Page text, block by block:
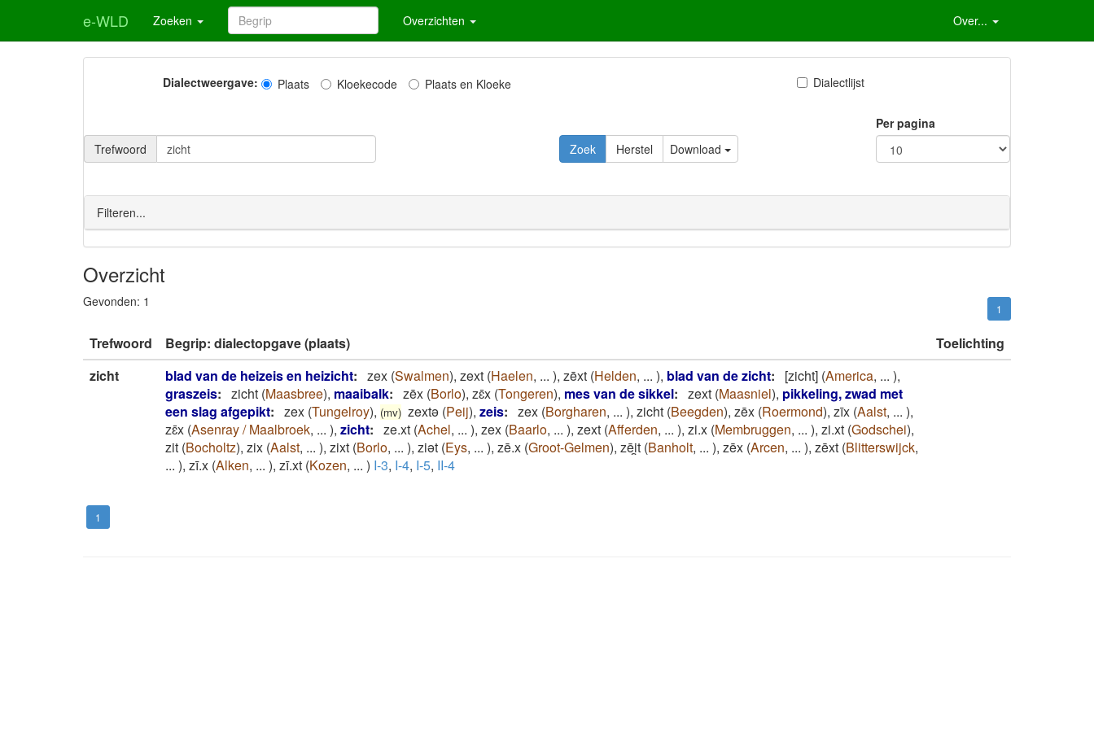
e-WLD Zoeken Overzichten Over...
Dialectweergave: Plaats Kloekecode Plaats en Kloeke Dialectlijst
Trefwoord Download
Per pagina
Filteren...
Overzicht
Gevonden: 1 1
Trefwoord Begrip: dialectopgave (plaats)
Toelichting
zicht
blad van de heizeis en heizicht: zex (Swalmen), zext (Haelen, ... ), zēxt (Helden, ... ), blad van de zicht: [zicht] (America, ... ),
graszeis: zicht (Maasbree), maaibalk: zēx (Borlo), zɛ̄x (Tongeren), mes van de sikkel: zext (Maasniel), pikkeling, zwad met
een slag afgepikt: zex (Tungelroy), (mv) zextǝ (Peij), zeis: zex (Borgharen, ... ), zicht (Beegden), zēx (Roermond), zīx (Aalst, ... ),
zɛ̄x (Asenray / Maalbroek, ... ), zicht: ze.xt (Achel, ... ), zex (Baarlo, ... ), zext (Afferden, ... ), zi.x (Membruggen, ... ), zi.xt (Godschei),
zit (Bocholtz), zix (Aalst, ... ), zixt (Borlo, ... ), ziǝt (Eys, ... ), zē.x (Groot-Gelmen), zēi̯t (Banholt, ... ), zēx (Arcen, ... ), zēxt (Blitterswijck,
... ), zī.x (Alken, ... ), zī.xt (Kozen, ... ) I-3, I-4, I-5, II-4
1